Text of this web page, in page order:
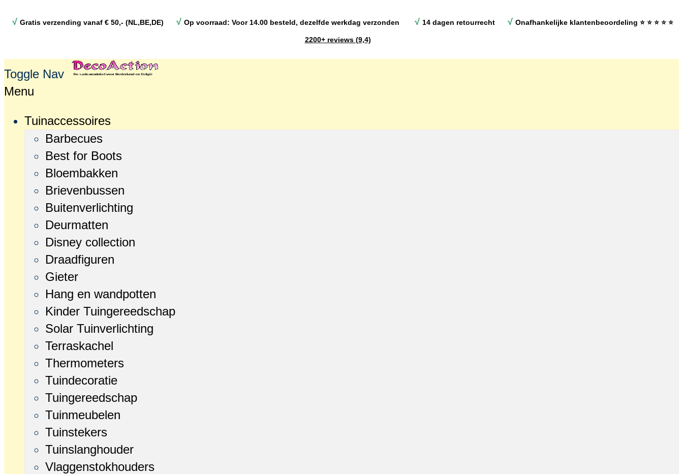
√ Gratis verzending vanaf € 50,- (NL,BE,DE) √ Op voorraad: Voor 14.00 besteld, dezelfde werkdag verzonden √ 14 dagen retourrecht √ Onafhankelijke klantenbeoordeling ⭐ ⭐ ⭐ ⭐ ⭐
2200+ reviews (9,4)
Toggle Nav
Menu
Tuinaccessoires
Barbecues
Best for Boots
Bloembakken
Brievenbussen
Buitenverlichting
Deurmatten
Disney collection
Draadfiguren
Gieter
Hang en wandpotten
Kinder Tuingereedschap
Solar Tuinverlichting
Terraskachel
Thermometers
Tuindecoratie
Tuingereedschap
Tuinmeubelen
Tuinstekers
Tuinslanghouder
Vlaggenstokhouders